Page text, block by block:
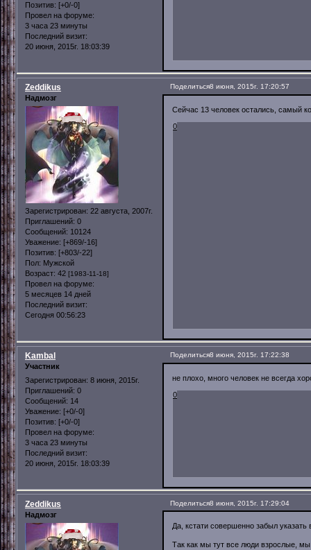
Позитив: [+0/-0]
Провел на форуме:
3 часа 23 минуты
Последний визит:
20 июня, 2015г. 18:03:39
Поделиться8 июня, 2015г. 17:20:57
Zeddikus
Надмозг
Зарегистрирован: 22 августа, 2007г.
Приглашений: 0
Сообщений: 10124
Уважение: [+869/-16]
Позитив: [+803/-22]
Пол: Мужской
Возраст: 42 [1983-11-18]
Провел на форуме:
5 месяцев 14 дней
Последний визит:
Сегодня 00:56:23
Сейчас 13 человек остались, самый
0
Поделиться8 июня, 2015г. 17:22:38
Kambal
Участник
Зарегистрирован: 8 июня, 2015г.
Приглашений: 0
Сообщений: 14
Уважение: [+0/-0]
Позитив: [+0/-0]
Провел на форуме:
3 часа 23 минуты
Последний визит:
20 июня, 2015г. 18:03:39
не плохо, много человек не всегда
0
Поделиться8 июня, 2015г. 17:29:04
Zeddikus
Надмозг
Да, кстати совершенно забыл указать
Так как мы тут все люди взрослые,